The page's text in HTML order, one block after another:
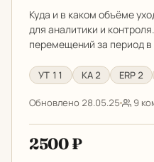
Куда и в каком объёме
для аналитики и
перемещений за период в
УТ 11 КА 2 ERP 2
Обновлено 28.05.25 9
2500 ₽